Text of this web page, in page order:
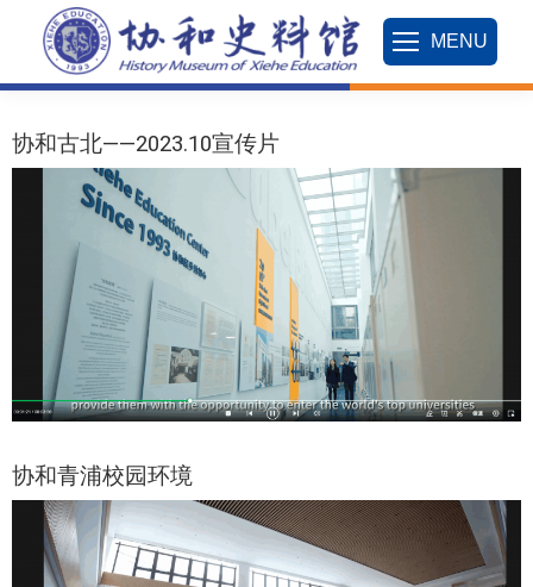
MENU
协和古北——2023.10宣传片
协和青浦校园环境